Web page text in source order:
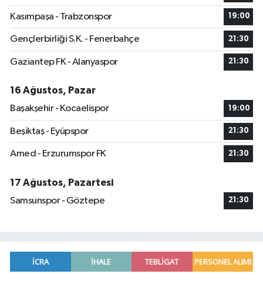
Kasımpaşa - Trabzonspor 19:00
Gençlerbirliği S.K. - Fenerbahçe 21:30
Gaziantep FK - Alanyaspor 21:30
16 Ağustos, Pazar
Başakşehir - Kocaelispor
19:00
Beşiktaş - Eyüpspor 21:30
Amed - Erzurumspor FK 21:30
17 Ağustos, Pazartesi
Samsunspor - Göztepe
21:30